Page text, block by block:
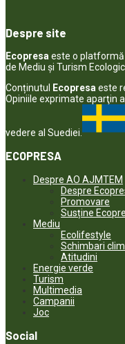
Despre site
Ecopresa este o
de Mediu și Turism
Conținutul
Ecopresa este
Opiniile exprimate aparţin
vedere al Suediei.
ECOPRESA
Despre AO AJMTEM
Despre
Promovare
Susține
Mediu
Ecolifestyle
Schimbari
Atitudini
Energie verde
Turism
Multimedia
Campanii
Joc
Social